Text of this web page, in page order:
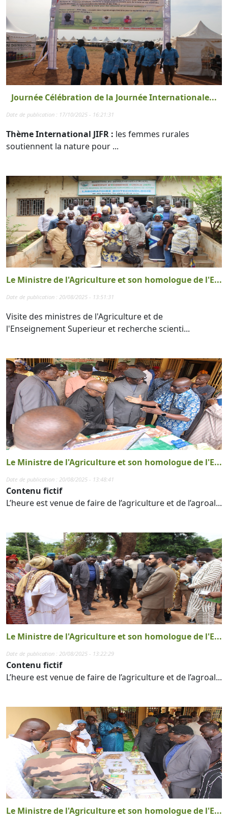
Journée Célébration de la Journée Internationale...
Date de publication : 17/10/2025 - 16:21:31
Thème International JIFR : les femmes rurales
soutiennent la nature pour ...
Le Ministre de l'Agriculture et son homologue de l'E...
Date de publication : 20/08/2025 - 13:51:31
Visite des ministres de l'Agriculture et de
l'Enseignement Superieur et recherche scienti...
Le Ministre de l'Agriculture et son homologue de l'E...
Date de publication : 20/08/2025 - 13:48:41
Contenu fictif
L’heure est venue de faire de l’agriculture et de l’agroal...
Le Ministre de l'Agriculture et son homologue de l'E...
Date de publication : 20/08/2025 - 13:22:29
Contenu fictif
L’heure est venue de faire de l’agriculture et de l’agroal...
Le Ministre de l'Agriculture et son homologue de l'E...